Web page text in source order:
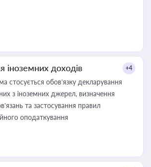
іноземних доходів +4
стосується обов’язку декларування
з іноземних джерел, визначення
та застосування правил
оподаткування